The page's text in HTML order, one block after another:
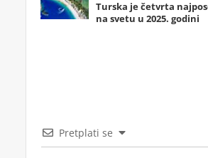
Turska je četvrta
na svetu u 2025. godini
Pretplati se